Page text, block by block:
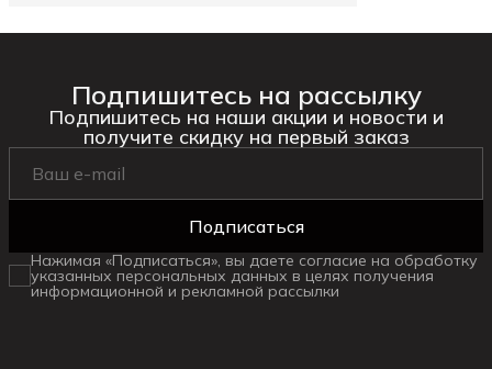
Подпишитесь на рассылку
Подпишитесь на наши акции и новости и
получите скидку на первый заказ
Подписаться
Нажимая «Подписаться», вы даете согласие на обработку
указанных персональных данных в целях получения
информационной и рекламной рассылки